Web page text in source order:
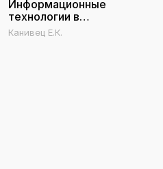
Информационные
технологии в
профессиональной
деятельности
Канивец Е.К.